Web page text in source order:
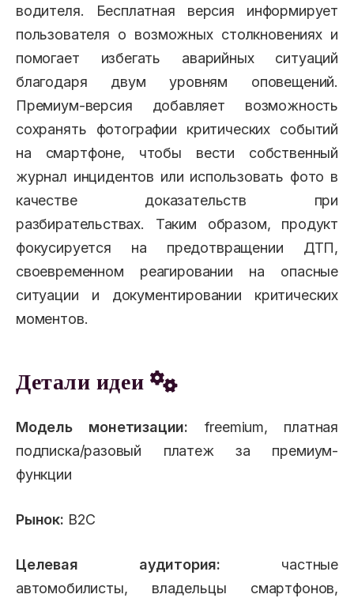
водителя. Бесплатная версия информирует
пользователя о возможных столкновениях и
помогает избегать аварийных ситуаций
благодаря двум уровням оповещений.
Премиум-версия добавляет возможность
сохранять фотографии критических событий
на смартфоне, чтобы вести собственный
журнал инцидентов или использовать фото в
качестве доказательств при
разбирательствах. Таким образом, продукт
фокусируется на предотвращении ДТП,
своевременном реагировании на опасные
ситуации и документировании критических
моментов.
Детали идеи
Модель монетизации: freemium, платная
подписка/разовый платеж за премиум-
функции
Рынок: B2C
Целевая аудитория: частные
автомобилисты, владельцы смартфонов,